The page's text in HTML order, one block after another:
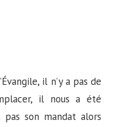
il n’y a pas de
il nous a été
son mandat alors